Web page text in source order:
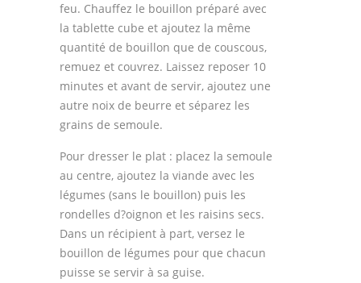
feu. Chauffez le bouillon préparé avec
la tablette cube et ajoutez la même
quantité de bouillon que de couscous,
remuez et couvrez. Laissez reposer 10
minutes et avant de servir, ajoutez une
autre noix de beurre et séparez les
grains de semoule.
Pour dresser le plat : placez la semoule
au centre, ajoutez la viande avec les
légumes (sans le bouillon) puis les
rondelles d?oignon et les raisins secs.
Dans un récipient à part, versez le
bouillon de légumes pour que chacun
puisse se servir à sa guise.